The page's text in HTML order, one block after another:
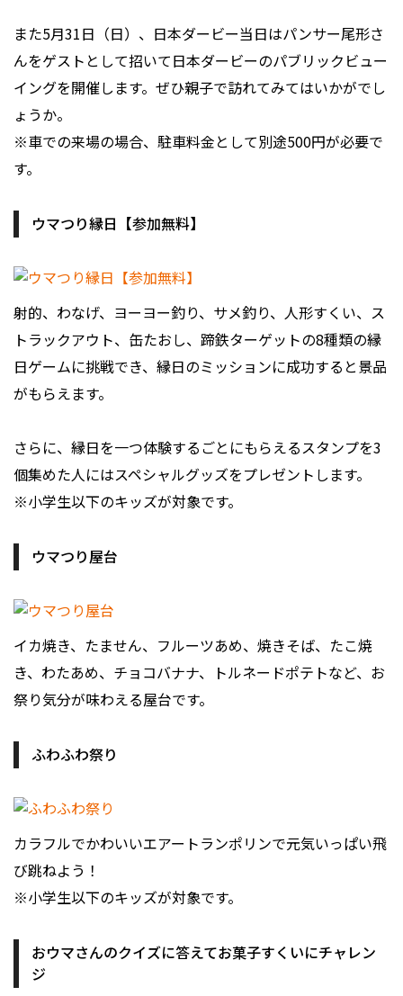
また5月31日（日）、日本ダービー当日はパンサー尾形さ
んをゲストとして招いて日本ダービーのパブリックビュー
イングを開催します。ぜひ親子で訪れてみてはいかがでし
ょうか。
※車での来場の場合、駐車料金として別途500円が必要で
す。
ウマつり縁日【参加無料】
射的、わなげ、ヨーヨー釣り、サメ釣り、人形すくい、ス
トラックアウト、缶たおし、蹄鉄ターゲットの8種類の縁
日ゲームに挑戦でき、縁日のミッションに成功すると景品
がもらえます。
さらに、縁日を一つ体験するごとにもらえるスタンプを3
個集めた人にはスペシャルグッズをプレゼントします。
※小学生以下のキッズが対象です。
ウマつり屋台
イカ焼き、たません、フルーツあめ、焼きそば、たこ焼
き、わたあめ、チョコバナナ、トルネードポテトなど、お
祭り気分が味わえる屋台です。
ふわふわ祭り
カラフルでかわいいエアートランポリンで元気いっぱい飛
び跳ねよう！
※小学生以下のキッズが対象です。
おウマさんのクイズに答えてお菓子すくいにチャレン
ジ